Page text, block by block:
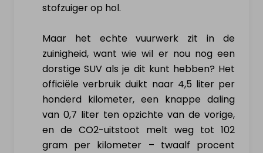
stofzuiger op hol.
Maar het echte vuurwerk zit in de
zuinigheid, want wie wil er nou nog een
dorstige SUV als je dit kunt hebben? Het
officiële verbruik duikt naar 4,5 liter per
honderd kilometer, een knappe daling
van 0,7 liter ten opzichte van de vorige,
en de CO2-uitstoot melt weg tot 102
gram per kilometer – twaalf procent